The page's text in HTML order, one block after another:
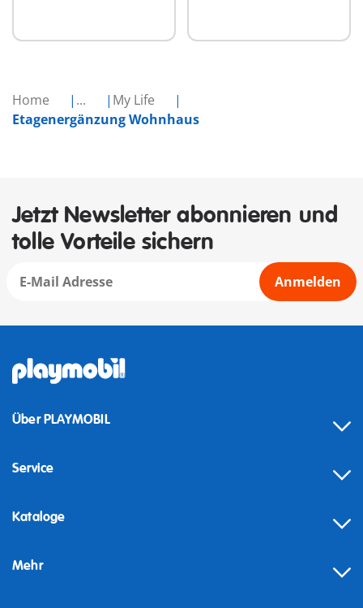
Home ...
My Life
Etagenergänzung Wohnhaus
Jetzt Newsletter abonnieren und
tolle Vorteile sichern
Anmelden
Über PLAYMOBIL
Service
Kataloge
Mehr